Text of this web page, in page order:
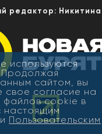
редактор:
используются
сайтом, вы
свое согласие на
файлов cookie в
настоящим
Пользовательским